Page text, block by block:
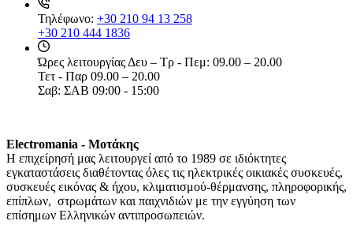
Τηλέφωνο: +30 210 94 13 258
+30 210 444 1836
Ώρες λειτουργίας Δευ – Τρ - Πεμ: 09.00 – 20.00
Τετ - Παρ 09.00 – 20.00
Σαβ: ΣΑΒ 09:00 - 15:00
Electromania - Μοτάκης
H επιχείρησή μας λειτουργεί από το 1989 σε ιδιόκτητες
εγκαταστάσεις διαθέτοντας όλες τις ηλεκτρικές οικιακές συσκευές,
συσκευές εικόνας & ήχου, κλιματισμού-θέρμανσης, πληροφορικής,
επίπλων, στρωμάτων και παιχνιδιών με την εγγύηση των
επίσημων Ελληνικών αντιπροσωπειών.